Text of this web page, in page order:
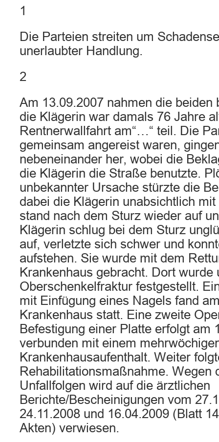
1
Die Parteien streiten um
unerlaubter Handlung.
2
Am 13.09.2007 nahmen die beiden
die Klägerin war damals 76 Jahre
Rentnerwallfahrt am“…“ teil. Die
gemeinsam angereist waren,
nebeneinander her, wobei die
die Klägerin die Straße benutzte.
unbekannter Ursache stürzte die
dabei die Klägerin unabsichtlich
stand nach dem Sturz wieder auf
Klägerin schlug bei dem Sturz
auf, verletzte sich schwer und
aufstehen. Sie wurde mit dem
Krankenhaus gebracht. Dort wurde
Oberschenkelfraktur festgestellt.
mit Einfügung eines Nagels fand
Krankenhaus statt. Eine zweite
Befestigung einer Platte erfolgt am
verbunden mit einem
Krankenhausaufenthalt. Weiter
Rehabilitationsmaßnahme. Wegen
Unfallfolgen wird auf die ärztlichen
Berichte/Bescheinigungen vom
24.11.2008 und 16.04.2009 (Blatt
Akten) verwiesen.